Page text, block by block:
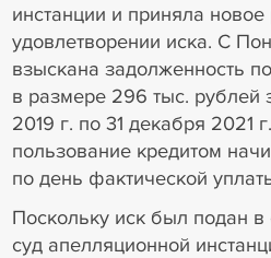
инстанции и приняла
удовлетворении иска. С
взыскана задолженность
в размере 296 тыс. рублей
2019 г. по 31 декабря 2021
пользование кредитом
по день фактической
Поскольку иск был подан
суд апелляционной